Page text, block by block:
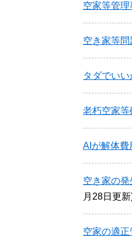
空家等管
空き家等
タダでい
老朽空家等
AIが解体
空き家の
月28日更新
空家の適